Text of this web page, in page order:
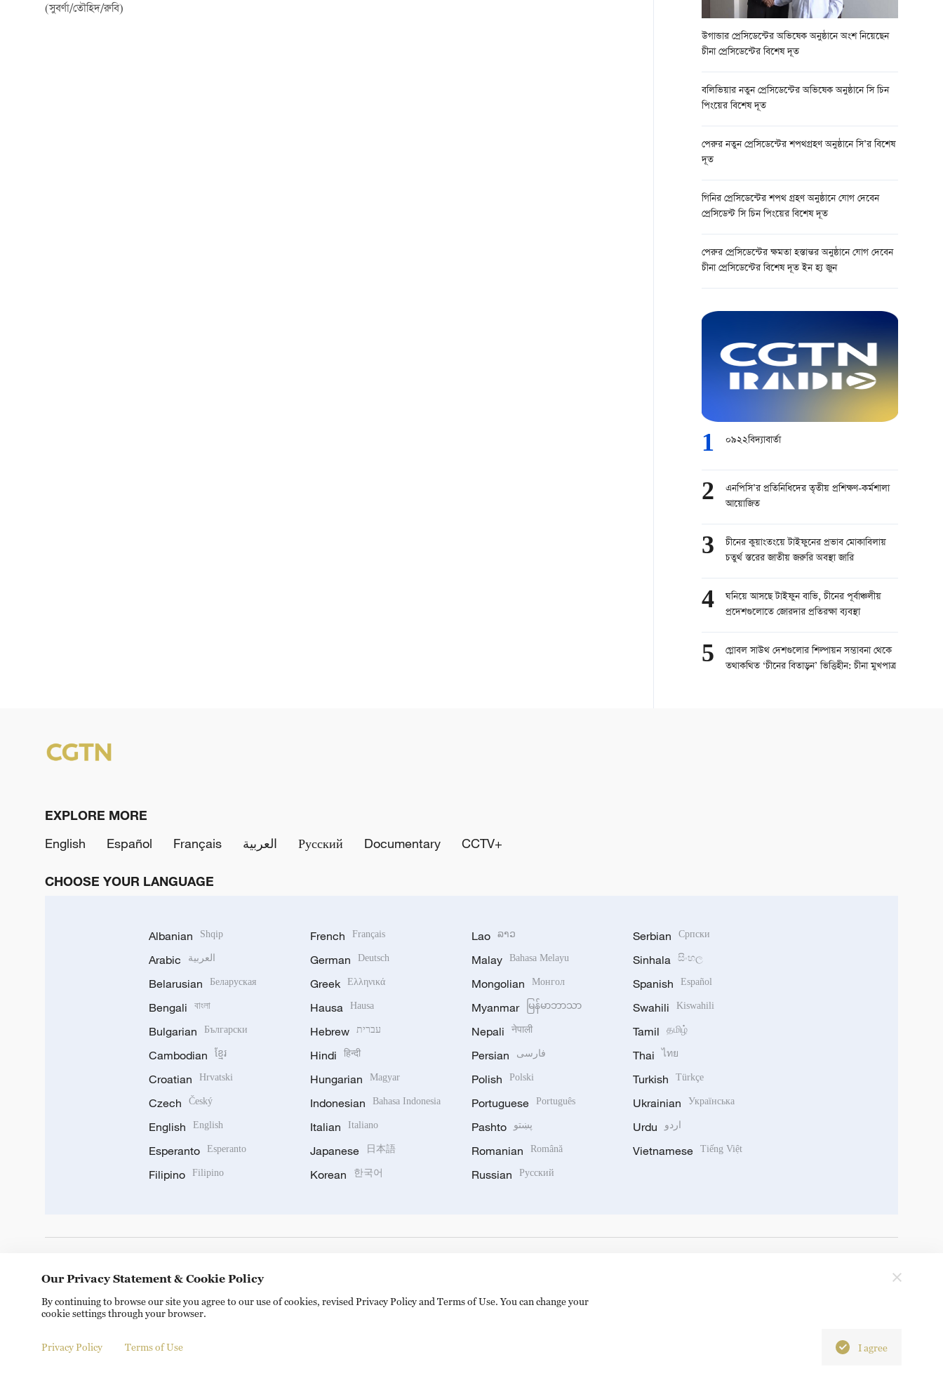
(সুবর্ণা/তৌহিদ/রুবি)
উগান্ডার প্রেসিডেন্টের অভিষেক অনুষ্ঠানে অংশ নিয়েছেন
চীনা প্রেসিডেন্টের বিশেষ দূত
বলিভিয়ার নতুন প্রেসিডেন্টের অভিষেক অনুষ্ঠানে সি চিন
পিংয়ের বিশেষ দূত
পেরুর নতুন প্রেসিডেন্টের শপথগ্রহণ অনুষ্ঠানে সি’র বিশেষ
দূত
গিনির প্রেসিডেন্টের শপথ গ্রহণ অনুষ্ঠানে যোগ দেবেন
প্রেসিডেন্ট সি চিন পিংয়ের বিশেষ দূত
পেরুর প্রেসিডেন্টের ক্ষমতা হস্তান্তর অনুষ্ঠানে যোগ দেবেন
চীনা প্রেসিডেন্টের বিশেষ দূত ইন হ্য জুন
1 ০৯২২বিদ্যাবার্তা
2
এনপিসি’র প্রতিনিধিদের তৃতীয় প্রশিক্ষণ-কর্মশালা
আয়োজিত
3
চীনের কুয়াংতংয়ে টাইফুনের প্রভাব মোকাবিলায়
চতুর্থ স্তরের জাতীয় জরুরি অবস্থা জারি
4
ঘনিয়ে আসছে টাইফুন বাভি, চীনের পূর্বাঞ্চলীয়
প্রদেশগুলোতে জোরদার প্রতিরক্ষা ব্যবস্থা
5
গ্লোবল সাউথ দেশগুলোর শিল্পায়ন সম্ভাবনা থেকে
তথাকথিত ‘চীনের বিতাড়ন’ ভিত্তিহীন: চীনা মুখপাত্র
EXPLORE MORE
English
Español Français العربية Русский Documentary CCTV+
CHOOSE YOUR LANGUAGE
Albanian Shqip
Arabic العربية
Belarusian Беларуская
Bengali বাংলা
Bulgarian Български
Cambodian ខ្មែរ
Croatian Hrvatski
Czech Český
English English
Esperanto Esperanto
Filipino Filipino
French Français
German Deutsch
Greek Ελληνικά
Hausa Hausa
Hebrew עברית
Hindi हिन्दी
Hungarian Magyar
Indonesian Bahasa Indonesia
Italian Italiano
Japanese 日本語
Korean 한국어
Lao ລາວ
Malay Bahasa Melayu
Mongolian Монгол
Myanmar မြန်မာဘာသာ
Nepali नेपाली
Persian فارسی
Polish Polski
Portuguese Português
Pashto پښتو
Romanian Română
Russian Русский
Serbian Српски
Sinhala සිංහල
Spanish Español
Swahili Kiswahili
Tamil தமிழ்
Thai ไทย
Turkish Türkçe
Ukrainian Українська
Urdu اردو
Vietnamese Tiếng Việt
© China Radio International.CRI. All Rights Reserved. 16A Shijingshan Road, Beijing, China. 100040
Our Privacy Statement & Cookie Policy
By continuing to browse our site you agree to our use of cookies, revised Privacy Policy and Terms of Use. You can change your
cookie settings through your browser.
Privacy Policy Terms of Use I agree